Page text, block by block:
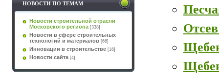
НОВОСТИ ПО ТЕМАМ
Новости строительной отрасли
Московского региона [338]
Новости в сфере строительных
технологий и материалов [66]
Инновации в строительстве [16]
Новости сайта [4]